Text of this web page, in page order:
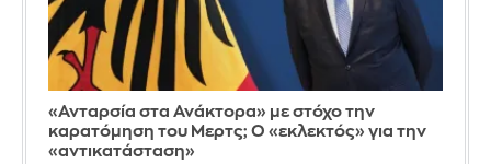
«Ανταρσία στα Ανάκτορα» με στόχο την
καρατόμηση του Μερτς; Ο «εκλεκτός» για την
«αντικατάσταση»